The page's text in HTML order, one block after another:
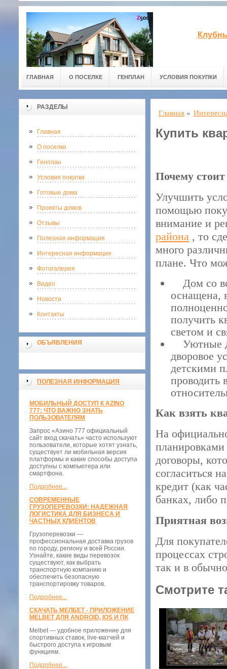
ГЛАВНАЯ О ПОСЕЛКЕ ГЕНПЛАН УСЛОВИЯ ПОКУПКИ
РАЗДЕЛЫ
Главная
О поселке
Генплан
Условия покупки
Готовые дома
Проекты домов
Отзывы
Полезная информация
Интересная информация
Фотогалерея
Видео
Новости
Контакты
ОБЪЯВЛЕНИЯ
ПОЛЕЗНАЯ ИНФОРМАЦИЯ
МОБИЛЬНЫЙ ДОСТУП К AZINO
777: ЧТО ВАЖНО ЗНАТЬ
ПОЛЬЗОВАТЕЛЯМ
Запрос «Азино 777 официальный
сайт вход скачать» часто используют
пользователи, которые хотят узнать,
существует ли мобильная версия
платформы и какие способы доступа
доступны с компьютера или
смартфона.
Подробнее...
СОВРЕМЕННЫЕ
ГРУЗОПЕРЕВОЗКИ: НАДЕЖНАЯ
ЛОГИСТИКА ДЛЯ БИЗНЕСА И
ЧАСТНЫХ КЛИЕНТОВ
Грузоперевозки —
профессиональная доставка грузов
по городу, региону и всей России.
Узнайте, какие виды перевозок
существуют, как выбрать
транспортную компанию и
обеспечить безопасную
транспортировку товаров.
Подробнее...
СКАЧАТЬ МЕЛБЕТ - ПРИЛОЖЕНИЕ
MELBET ДЛЯ ANDROID, IOS И ПК
Melbet — удобное приложение для
спортивных ставок, live-матчей и
быстрого доступа к игровым
функциям.
Подробнее...
Главная »
Купить
Почему
Улучшить
помощью
внимание и
района , то
много
плане. Что
Дом со
оснащена,
получить
светом и
Уютные
дворовое
детскими
проводить
Как взять
На
планировками
договоры,
согласиться
кредит (как
банках, либо
Приятная
Для
процессах
так и в
Смотрите